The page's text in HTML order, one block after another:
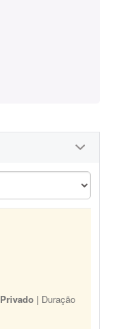
Privado | Duração